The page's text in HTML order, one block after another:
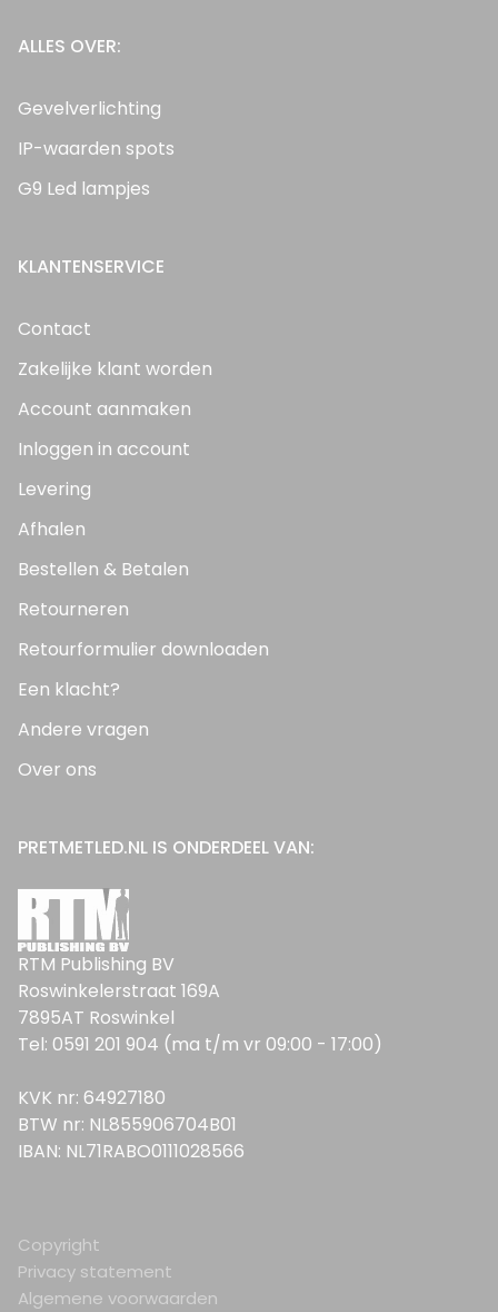
ALLES OVER:
Gevelverlichting
IP-waarden spots
G9 Led lampjes
KLANTENSERVICE
Contact
Zakelijke klant worden
Account aanmaken
Inloggen in account
Levering
Afhalen
Bestellen & Betalen
Retourneren
Retourformulier downloaden
Een klacht?
Andere vragen
Over ons
PRETMETLED.NL IS ONDERDEEL VAN:
RTM Publishing BV
Roswinkelerstraat 169A
7895AT Roswinkel
Tel: 0591 201 904 (ma t/m vr 09:00 - 17:00)
KVK nr: 64927180
BTW nr: NL855906704B01
IBAN: NL71RABO0111028566
Copyright
Privacy statement
Algemene voorwaarden